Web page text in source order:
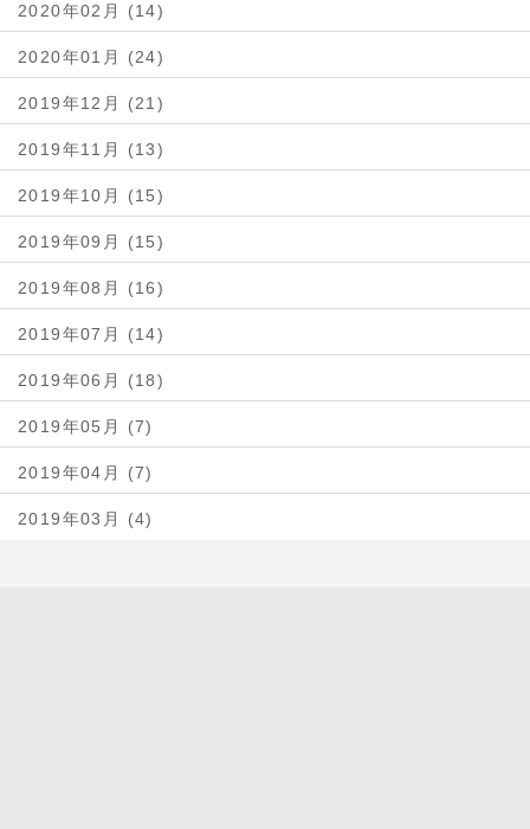
2020年02月 (14)
2020年01月 (24)
2019年12月 (21)
2019年11月 (13)
2019年10月 (15)
2019年09月 (15)
2019年08月 (16)
2019年07月 (14)
2019年06月 (18)
2019年05月 (7)
2019年04月 (7)
2019年03月 (4)